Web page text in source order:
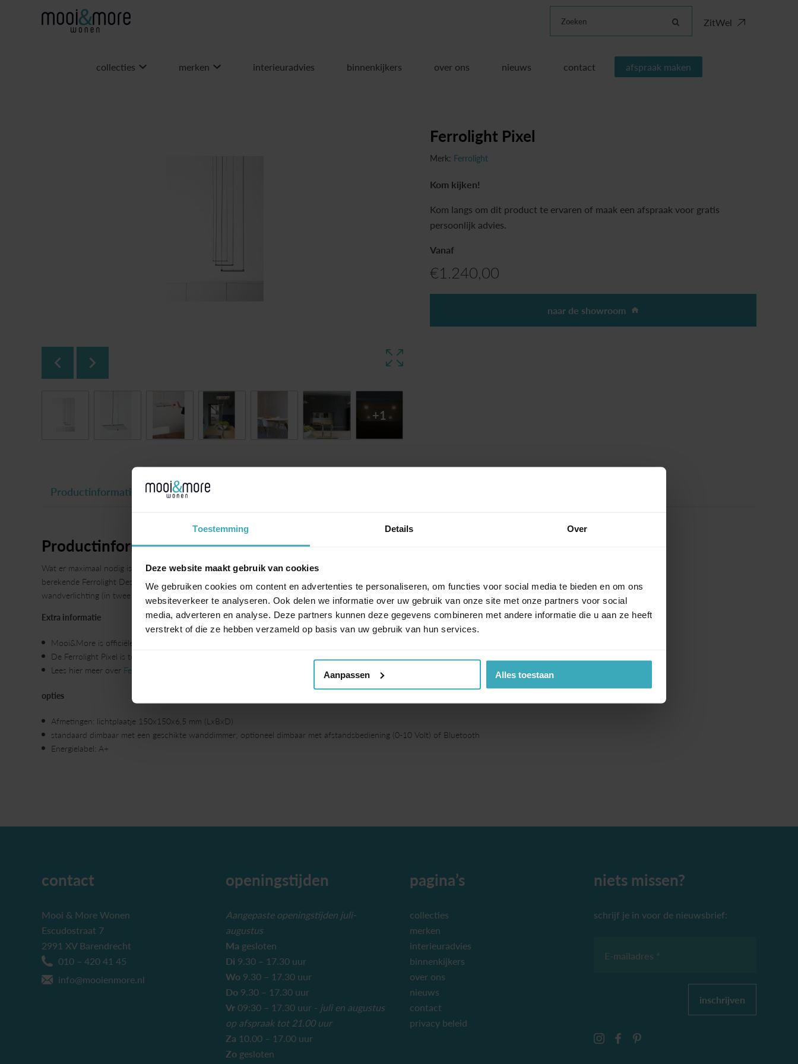
Toestemming Details Over
Deze website maakt gebruik van cookies
We gebruiken cookies om content en advertenties te personaliseren, om functies voor social media te bieden en om ons
websiteverkeer te analyseren. Ook delen we informatie over uw gebruik van onze site met onze partners voor social
media, adverteren en analyse. Deze partners kunnen deze gegevens combineren met andere informatie die u aan ze heeft
verstrekt of die ze hebben verzameld op basis van uw gebruik van hun services.
Aanpassen Alles toestaan
Zoeken ZitWel
collecties merken interieuradvies binnenkijkers over ons nieuws contact afspraak maken
+1
Ferrolight Pixel
Merk: Ferrolight
Kom kijken!
Kom langs om dit product te ervaren of maak een afspraak voor gratis
persoonlijk advies.
Vanaf
€1.240,00
naar de showroom
Productinformatie
Productinformatie
Wat er maximaal nodig is om een meter tafel uit te lichten denkt u? Slechts één ultra platte Pixel van 15x15 cm,
berekende Ferrolight Design! Met zijn 6,5 mm dikte is hij bijna nog platter dan een magazine. De familie kent ook
wandverlichting (in twee modellen), een vloerlamp en een bureauversie
Extra informatie
Mooi&More is officiële Ferrolight Dealer
De Ferrolight Pixel is te zien in onze showroom
Lees hier meer over Ferrolight
opties
Afmetingen: lichtplaatje 150x150x6,5 mm (LxBxD)
standaard dimbaar met een geschikte wanddimmer; optioneel dimbaar met afstandsbediening (0-10 Volt) of Bluetooth
Energielabel: A+
contact
Mooi & More Wonen
Escudostraat 7
2991 XV Barendrecht
010 – 420 41 45
info@mooienmore.nl
openingstijden
Aangepaste openingstijden juli-
augustus
Ma gesloten
Di 9.30 – 17.30 uur
Wo 9.30 – 17.30 uur
Do 9.30 – 17.30 uur
Vr 09:30 – 17.30 uur - juli en augustus
op afspraak tot 21.00 uur
Za 10.00 – 17.00 uur
Zo gesloten
pagina’s
collecties
merken
interieuradvies
binnenkijkers
over ons
nieuws
contact
privacy beleid
niets missen?
schrijf je in voor de nieuwsbrief:
E-mailadres *
inschrijven